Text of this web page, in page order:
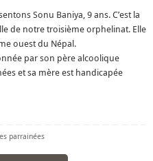
Sonu Baniya, 9 ans. C’est la
de notre troisième orphelinat. Elle
ouest du Népal.
par son père alcoolique
et sa mère est handicapée
parrainées